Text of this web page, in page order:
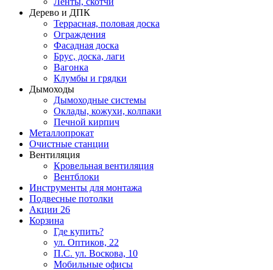
Дерево и ДПК
Террасная, половая доска
Ограждения
Фасадная доска
Брус, доска, лаги
Вагонка
Клумбы и грядки
Дымоходы
Дымоходные системы
Оклады, кожухи, колпаки
Печной кирпич
Металлопрокат
Очистные станции
Вентиляция
Кровельная вентиляция
Вентблоки
Инструменты для монтажа
Подвесные потолки
Акции 26
Корзина
Где купить?
ул. Оптиков, 22
П.С. ул. Воскова, 10
Мобильные офисы